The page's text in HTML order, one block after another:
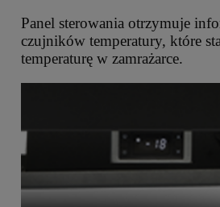
Panel sterowania otrzymuje
czujników temperatury, które
temperaturę w zamrażarce.